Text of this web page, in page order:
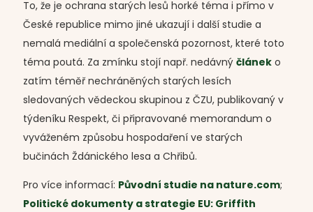
To, že je ochrana starých lesů horké téma i přímo v
České republice mimo jiné ukazují i další studie a
nemalá mediální a společenská pozornost, které toto
téma poutá. Za zmínku stojí např. nedávnýčlánek o
zatím téměř nechráněných starých lesích
sledovaných vědeckou skupinou z ČZU, publikovaný v
týdeníku Respekt, či připravované memorandum o
vyváženém způsobu hospodaření ve starých
bučinách Ždánického lesa a Chřibů.
Pro více informací: Původní studie na nature.com;
Politické dokumenty a strategie EU: Griffith